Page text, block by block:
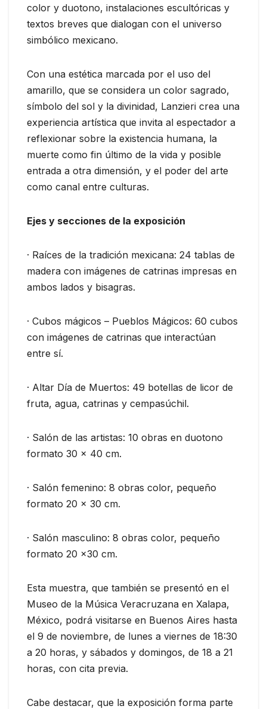
color y duotono, instalaciones escultóricas y
textos breves que dialogan con el universo
simbólico mexicano.
Con una estética marcada por el uso del
amarillo, que se considera un color sagrado,
símbolo del sol y la divinidad, Lanzieri crea una
experiencia artística que invita al espectador a
reflexionar sobre la existencia humana, la
muerte como fin último de la vida y posible
entrada a otra dimensión, y el poder del arte
como canal entre culturas.
Ejes y secciones de la exposición
· Raíces de la tradición mexicana: 24 tablas de
madera con imágenes de catrinas impresas en
ambos lados y bisagras.
· Cubos mágicos – Pueblos Mágicos: 60 cubos
con imágenes de catrinas que interactúan
entre sí.
· Altar Día de Muertos: 49 botellas de licor de
fruta, agua, catrinas y cempasúchil.
· Salón de las artistas: 10 obras en duotono
formato 30 x 40 cm.
· Salón femenino: 8 obras color, pequeño
formato 20 x 30 cm.
· Salón masculino: 8 obras color, pequeño
formato 20 x30 cm.
Esta muestra, que también se presentó en el
Museo de la Música Veracruzana en Xalapa,
México, podrá visitarse en Buenos Aires hasta
el 9 de noviembre, de lunes a viernes de 18:30
a 20 horas, y sábados y domingos, de 18 a 21
horas, con cita previa.
Cabe destacar, que la exposición forma parte